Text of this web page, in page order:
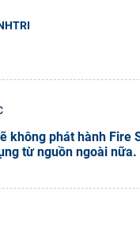
không phát hành Fire
từ nguồn ngoài nữa.